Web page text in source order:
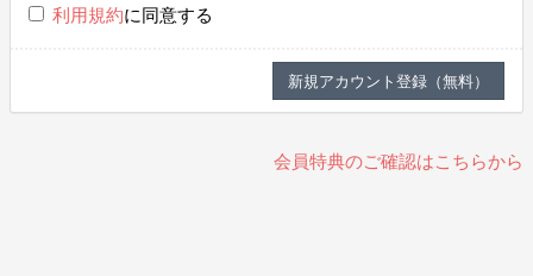
利用規約に同意する
会員特典のご確認はこちらから